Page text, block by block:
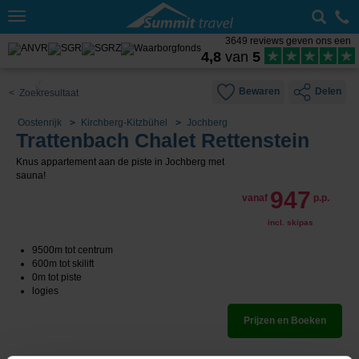
Toggle
3649 reviews geven ons een
4,8 van 5
< Zoekresultaat Bewaren Delen
Oostenrijk Kirchberg-Kitzbühel Jochberg
Trattenbach Chalet Rettenstein
Knus appartement aan de piste in Jochberg met
sauna!
vanaf 947 p.p.
incl. skipas
9500m tot centrum
600m tot skilift
0m tot piste
logies
Prijzen en Boeken